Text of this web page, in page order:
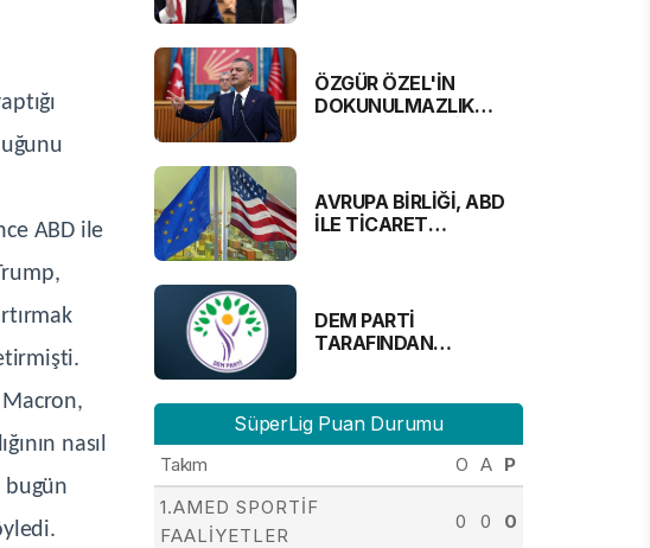
ABD ile
nasıl
bugün
ÖZGÜR ÖZEL'İN
DOKUNULMAZLIK
AVRUPA BİRLİĞİ, ABD
İLE TİCARET
DEM PARTİ
TARAFINDAN
ALINMAYACAK”
SüperLig Puan Durumu
Takım O A P
1.AMED SPORTİF
FAALİYETLER
0 0 0